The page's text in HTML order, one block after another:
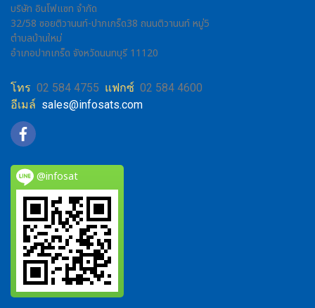
บริษัท อินโฟแซท จำกัด
32/58 ซอยติวานนท์-ปากเกร็ด38 ถนนติวานนท์ หมู่5
ตำบลบ้านใหม่
อำเภอปากเกร็ด จังหวัดนนทบุรี 11120
โทร 02 584 4755 แฟกซ์ 02 584 4600
อีเมล์ sales@infosats.com
@infosat